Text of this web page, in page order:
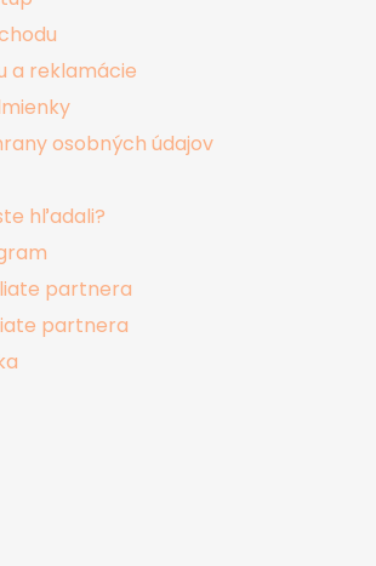
a reklamácie
osobných údajov
hľadali?
partnera
partnera